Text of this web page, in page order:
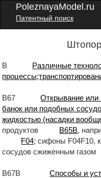
PoleznayaModel.ru
Патентный поиск
B
Различные
B67
Открывание или
банок или подобных
жидкостью (насадки
продуктов
B65B,
F04; сифоны F04F10,
сосудов сжиженным газом
B67B
Способы и